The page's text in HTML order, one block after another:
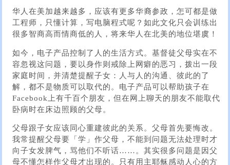
华人在美加越来越多，应该有更多华裔参政，怎可都是做
工程师，只懂计算，写电脑程式呢？如此文化只会训练出
很多智商高而情商低的人，将来华人在北美的地位堪虞！
如今，电子产品控制了人的生活方式。基督徒父母实在不
容忽视这问题，要以身作则戒除上网癖的恶习，拨出一段
家庭时间，并清楚提醒子女：人与人的沟通、彼此的了
解，都不是物质可以取代的。电子产品可以帮助孩子在
Facebook上有千百个朋友，但在网上聊天的朋友不能取代
卧病时在床边照顾的父母。
父母跟子女应该同心重建彼此的关系。父母首先要悔改。
我常提醒父母要「学」作父母，不能到问题无法处理时才
向子女发脾气，骂他们不听话……。其实很多问题是因父
母不懂怎样作父母才出现的。只有用主耶稣感动人心的方